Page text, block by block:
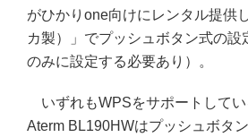
がひかりone向けにレンタル提供
カ製）」でプッシュボタン式の
のみに設定する必要あり）。
いずれもWPSをサポートしてい
Aterm BL190HWはプッシュボタ